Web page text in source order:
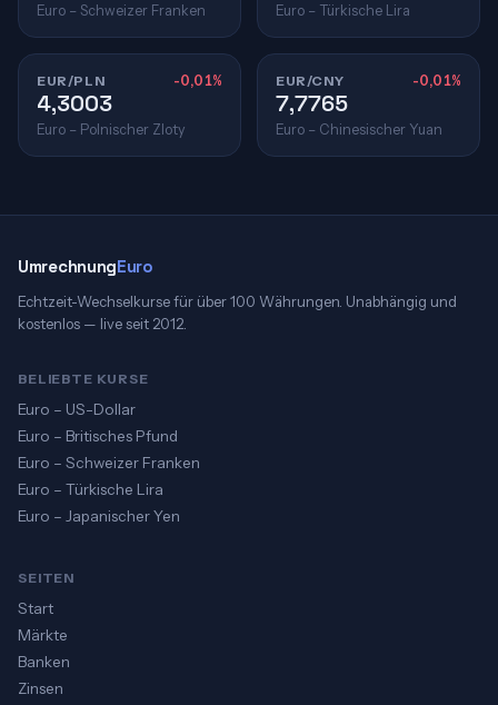
Euro – Schweizer Franken Euro – Türkische Lira
EUR/PLN -0,01%
4,3003
Euro – Polnischer Zloty
EUR/CNY -0,01%
7,7765
Euro – Chinesischer Yuan
UmrechnungEuro
Echtzeit-Wechselkurse für über 100 Währungen. Unabhängig und
kostenlos — live seit 2012.
BELIEBTE KURSE
Euro – US-Dollar
Euro – Britisches Pfund
Euro – Schweizer Franken
Euro – Türkische Lira
Euro – Japanischer Yen
SEITEN
Start
Märkte
Banken
Zinsen